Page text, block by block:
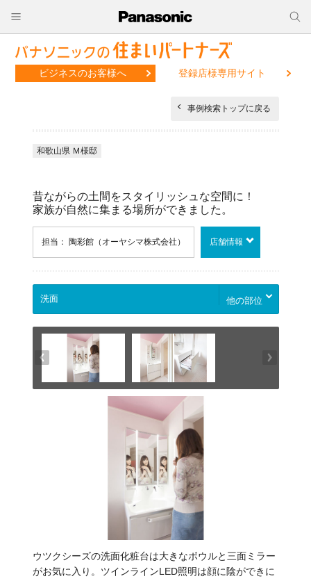
ビジネスのお客様へ 登録店様専用サイト
事例検索トップに戻る
和歌山県 Ｍ様邸
昔ながらの土間をスタイリッシュな空間に！
家族が自然に集まる場所ができました。
担当： 陶彩館（オーヤシマ株式会社） 店舗情報
他の部位
ウツクシーズの洗面化粧台は大きなボウルと三面ミラー
がお気に入り。ツインラインLED照明は顔に陰ができに